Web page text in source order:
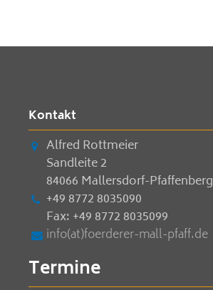
Kontakt
Alfred Rottmeier
Sandleite 2
84066 Mallersdorf-Pfaffenberg
+49 8772 8035090
Fax: +49 8772 8035099
info(at)foerderer-mall-pfaff.de
Termine